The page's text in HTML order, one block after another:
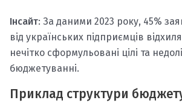
Інсайт: За даними 2023 року, 45%
від українських підприємців
нечітко сформульовані цілі та
бюджетуванні.
Приклад структури